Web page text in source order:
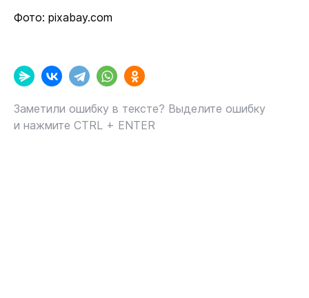
Фото: pixabay.com
Заметили ошибку в тексте? Выделите ошибку
и нажмите CTRL + ENTER